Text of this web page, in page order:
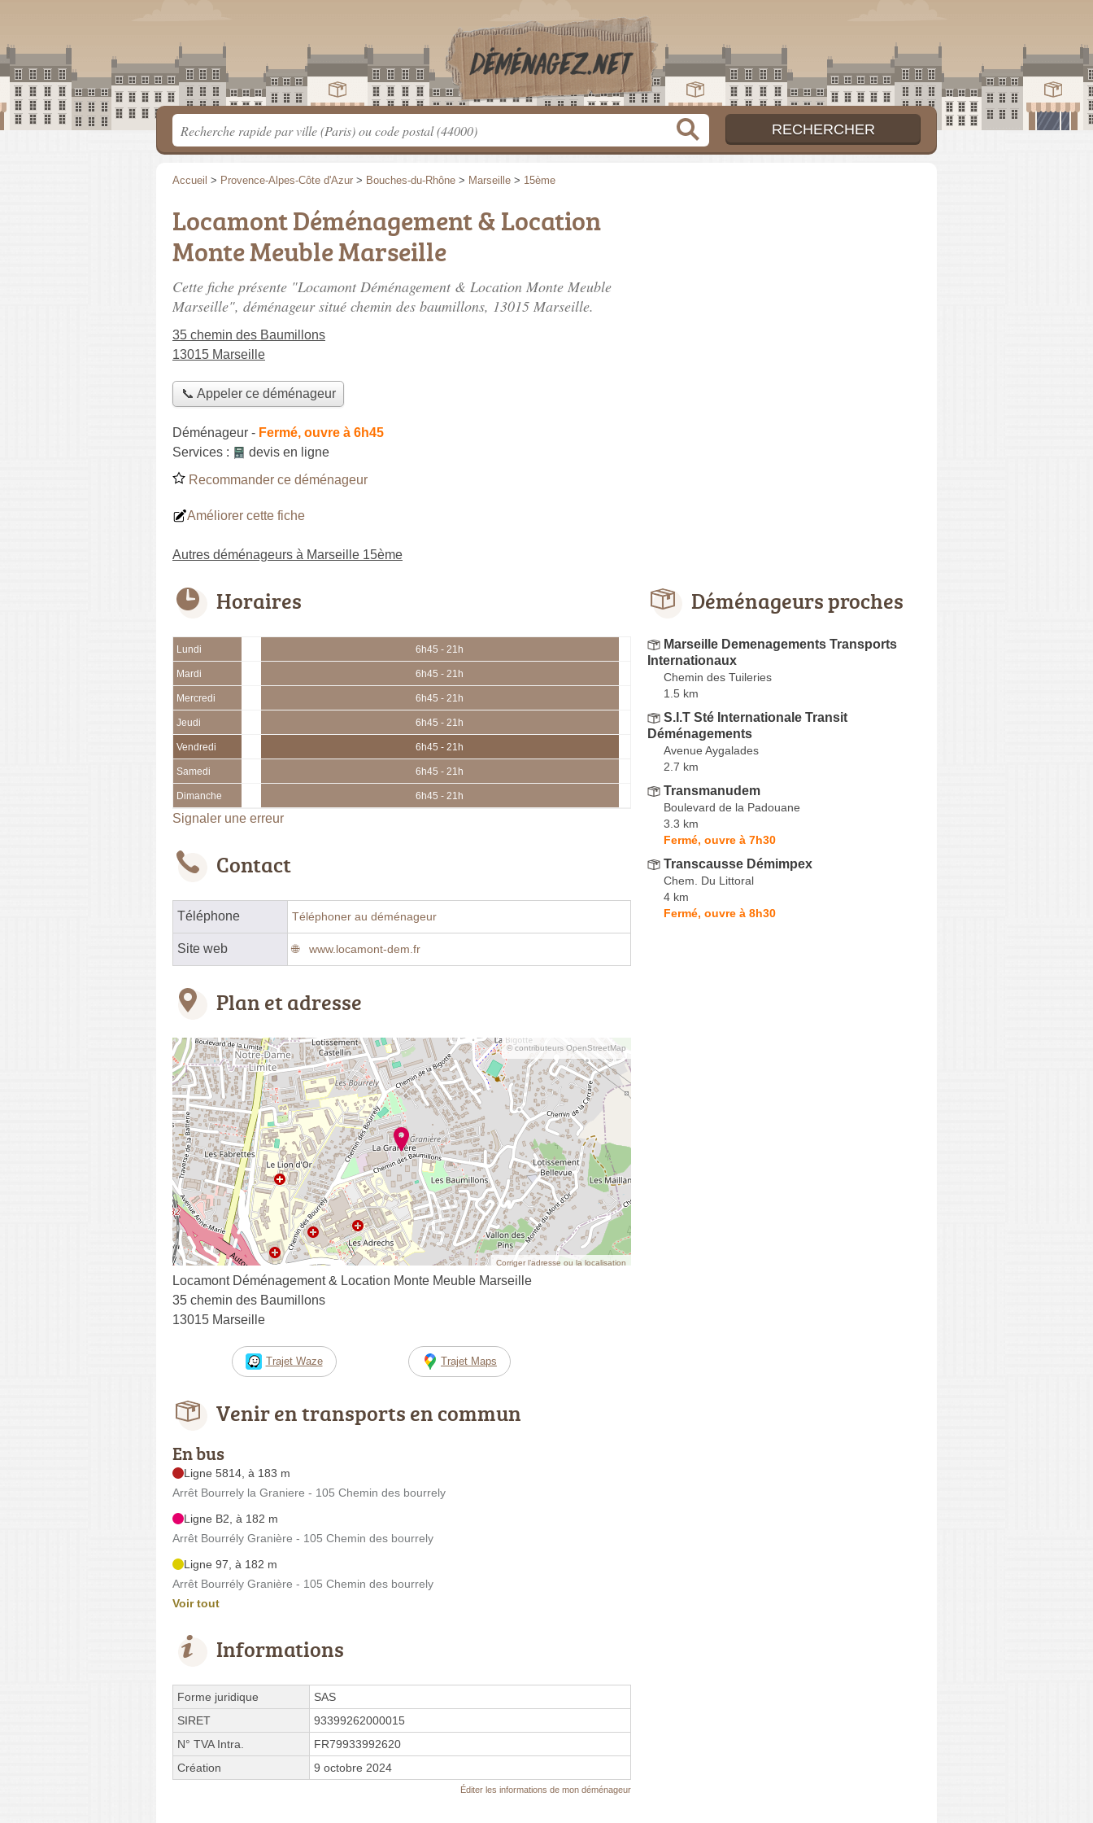
Accueil > Provence-Alpes-Côte d'Azur > Bouches-du-Rhône > Marseille > 15ème
Locamont Déménagement & Location
Monte Meuble Marseille
Cette fiche présente "Locamont Déménagement & Location Monte Meuble
Marseille", déménageur situé chemin des baumillons, 13015 Marseille.
35 chemin des Baumillons
13015 Marseille
📞 Appeler ce déménageur
Déménageur - Fermé, ouvre à 6h45
Services :
devis en ligne
Recommander ce déménageur
Améliorer cette fiche
Autres déménageurs à Marseille 15ème
Horaires
Lundi 6h45 - 21h
Mardi 6h45 - 21h
Mercredi 6h45 - 21h
Jeudi 6h45 - 21h
Vendredi 6h45 - 21h
Samedi 6h45 - 21h
Dimanche 6h45 - 21h
Signaler une erreur
Contact
Téléphone Téléphoner au déménageur
Site web www.locamont-dem.fr
Plan et adresse
© contributeurs OpenStreetMap
Corriger l’adresse ou la localisation
Locamont Déménagement & Location Monte Meuble Marseille
35 chemin des Baumillons
13015 Marseille
Trajet Waze Trajet Maps
Venir en transports en commun
En bus
Ligne 5814, à 183 m
Arrêt Bourrely la Graniere - 105 Chemin des bourrely
Ligne B2, à 182 m
Arrêt Bourrély Granière - 105 Chemin des bourrely
Ligne 97, à 182 m
Arrêt Bourrély Granière - 105 Chemin des bourrely
Voir tout
Informations
Forme juridique
SAS
SIRET
93399262000015
N° TVA Intra.
FR79933992620
Création
9 octobre 2024
Éditer les informations de mon déménageur
Déménageurs proches
Marseille Demenagements Transports
Internationaux
Chemin des Tuileries
1.5 km
S.I.T Sté Internationale Transit
Déménagements
Avenue Aygalades
2.7 km
Transmanudem
Boulevard de la Padouane
3.3 km
Fermé, ouvre à 7h30
Transcausse Démimpex
Chem. Du Littoral
4 km
Fermé, ouvre à 8h30